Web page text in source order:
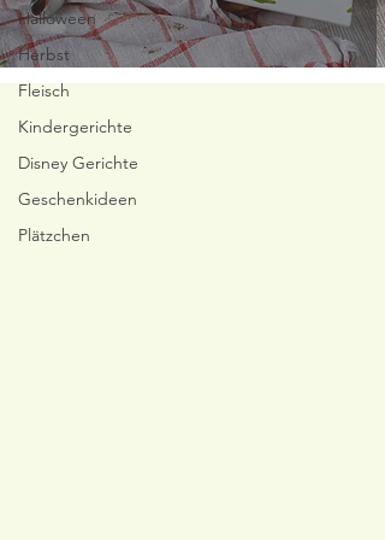
Halloween
Herbst
Fleisch
Kindergerichte
Disney Gerichte
Geschenkideen
Plätzchen